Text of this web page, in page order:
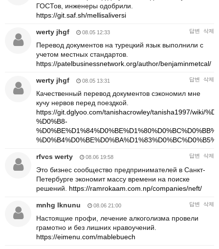
ГОСТов, инженеры одобрили.
https://git.saf.sh/mellisaliversi
werty jhgf 08.05 12:33 답변 삭제
Перевод документов на турецкий язык выполнили с
учетом местных стандартов.
https://patelbusinessnetwork.org/author/benjaminmetcal/
werty jhgf 08.05 13:31 답변 삭제
Качественный перевод документов сэкономил мне
кучу нервов перед поездкой.
https://git.dglyoo.com/tanishacrowley/tanisha1997/wiki/
%D0%B8-
rfvcs werty 08.06 19:58 답변 삭제
Это бизнес сообщество предпринимателей в Санкт-
Петербурге экономит массу времени на поиске
решений. https://ramrokaam.com.np/companies/neft/
mnhg lknunu 08.06 21:00 답변 삭제
Настоящие профи, лечение алкоголизма провели
грамотно и без лишних нравоучений.
https://eimenu.com/mablebuech